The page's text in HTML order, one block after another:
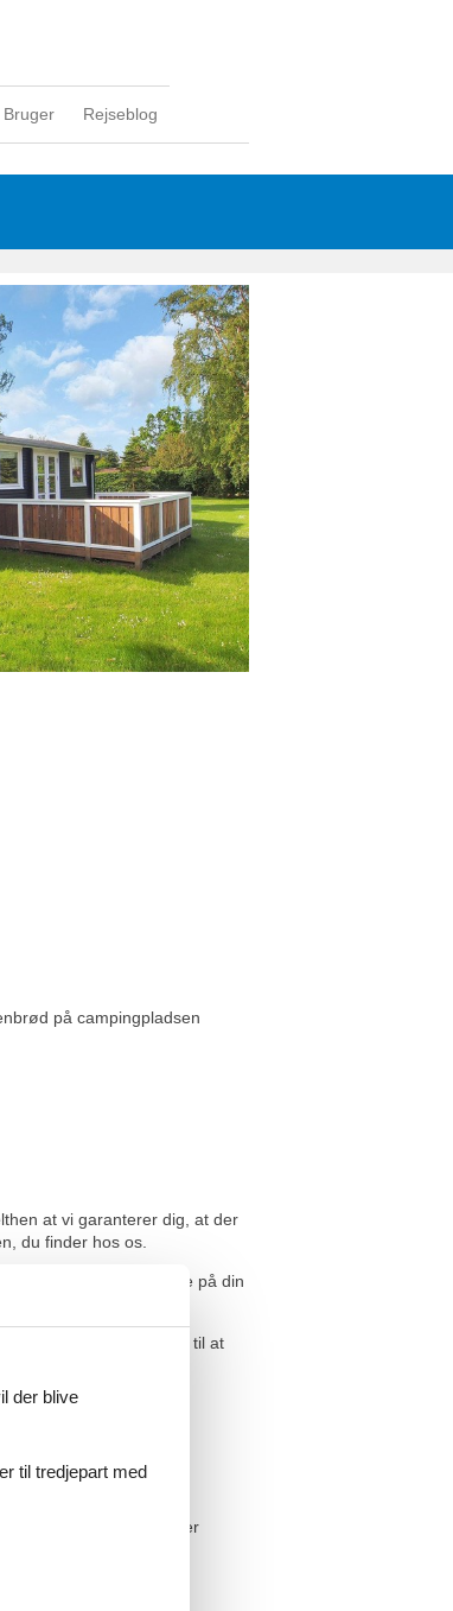
Bruger Rejseblog
på campingpladsen
at vi garanterer dig, at der
du finder hos os.
indsættes direkte på din
du meget velkommen til at
via mail,
Personalet var super
Vi har haft en super
der blive
til tredjepart med